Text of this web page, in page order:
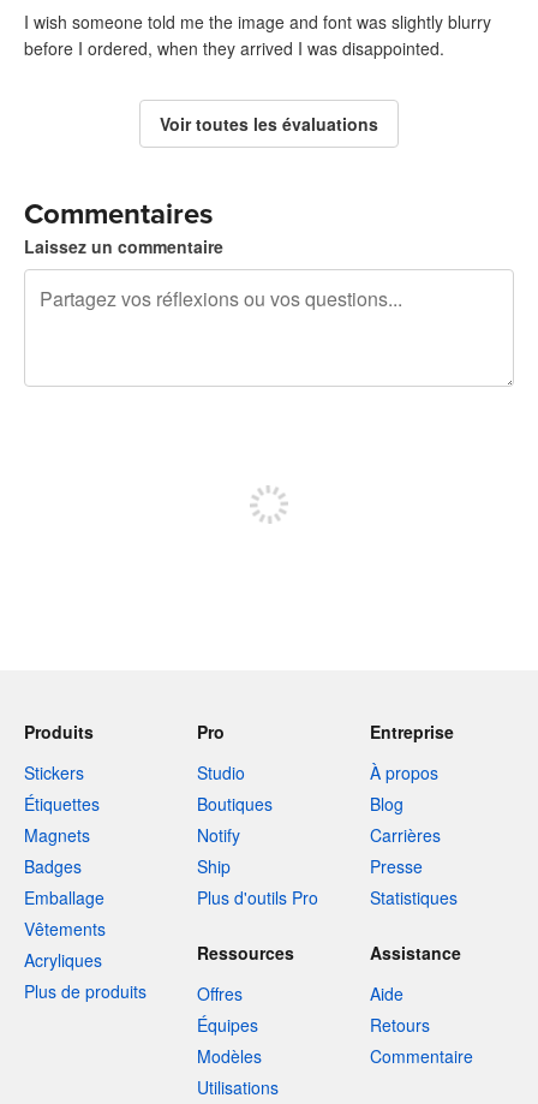
I wish someone told me the image and font was slightly blurry
before I ordered, when they arrived I was disappointed.
Voir toutes les évaluations
Commentaires
Laissez un commentaire
Produits
Stickers
Étiquettes
Magnets
Badges
Emballage
Vêtements
Acryliques
Plus de produits
Pro
Studio
Boutiques
Notify
Ship
Plus d'outils Pro
Entreprise
À propos
Blog
Carrières
Presse
Statistiques
Ressources
Offres
Équipes
Modèles
Utilisations
Assistance
Aide
Retours
Commentaire